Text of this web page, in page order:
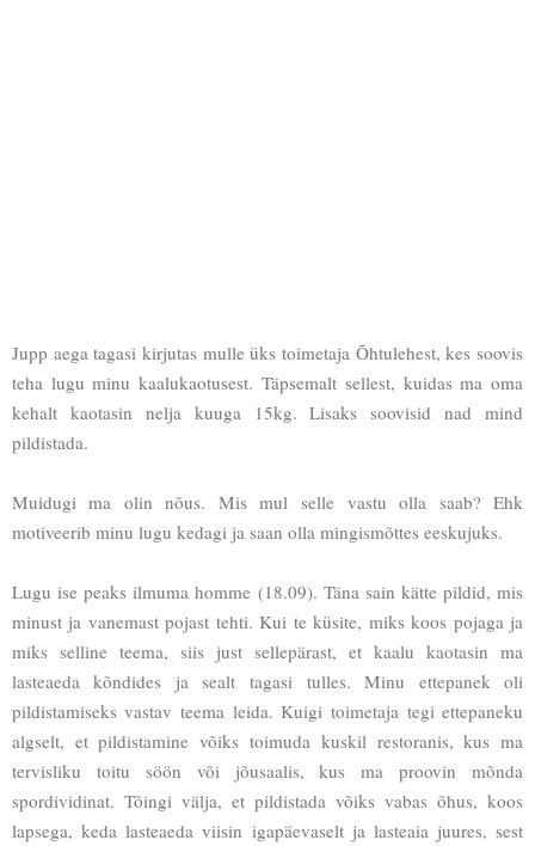
Jupp aega tagasi kirjutas mulle üks toimetaja Õhtulehest, kes soovis
teha lugu minu kaalukaotusest. Täpsemalt sellest, kuidas ma oma
kehalt kaotasin nelja kuuga 15kg. Lisaks soovisid nad mind
pildistada.
Muidugi ma olin nõus. Mis mul selle vastu olla saab? Ehk
motiveerib minu lugu kedagi ja saan olla mingismõttes eeskujuks.
Lugu ise peaks ilmuma homme (18.09). Täna sain kätte pildid, mis
minust ja vanemast pojast tehti. Kui te küsite, miks koos pojaga ja
miks selline teema, siis just sellepärast, et kaalu kaotasin ma
lasteaeda kõndides ja sealt tagasi tulles. Minu ettepanek oli
pildistamiseks vastav teema leida. Kuigi toimetaja tegi ettepaneku
algselt, et pildistamine võiks toimuda kuskil restoranis, kus ma
tervisliku toitu söön või jõusaalis, kus ma proovin mõnda
spordividinat. Tõingi välja, et pildistada võiks vabas õhus, koos
lapsega, keda lasteaeda viisin igapäevaselt ja lasteaia juures, sest